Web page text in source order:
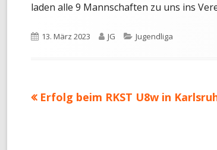
laden alle 9 Mannschaften zu uns ins
Veröffentlicht
13. März 2023 Autor
JG Kategorien
Jugendliga
Beitragsnavigation
Vorheriger
Erfolg beim RKST U8w in